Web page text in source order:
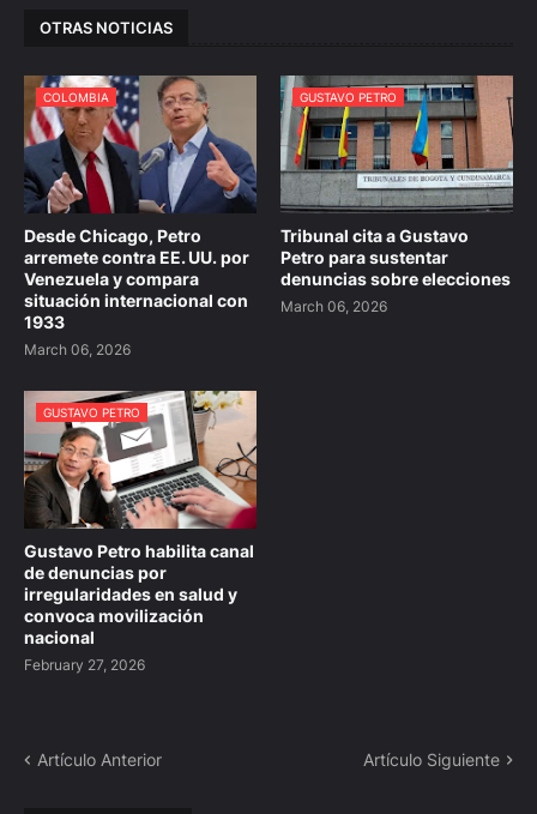
OTRAS NOTICIAS
COLOMBIA
Desde Chicago, Petro
arremete contra EE. UU. por
Venezuela y compara
situación internacional con
1933
March 06, 2026
GUSTAVO PETRO
Tribunal cita a Gustavo
Petro para sustentar
denuncias sobre elecciones
March 06, 2026
GUSTAVO PETRO
Gustavo Petro habilita canal
de denuncias por
irregularidades en salud y
convoca movilización
nacional
February 27, 2026
Artículo Anterior Artículo Siguiente